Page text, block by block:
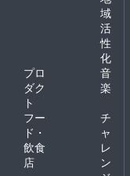
域
活
性
化
プロ
ダク
ト
音
楽
フー
ド・
飲食
店
チ
ャ
レ
ン